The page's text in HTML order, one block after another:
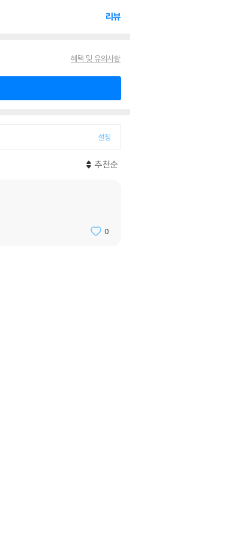
리뷰
혜택 및 유의사항
설정
추천순
0